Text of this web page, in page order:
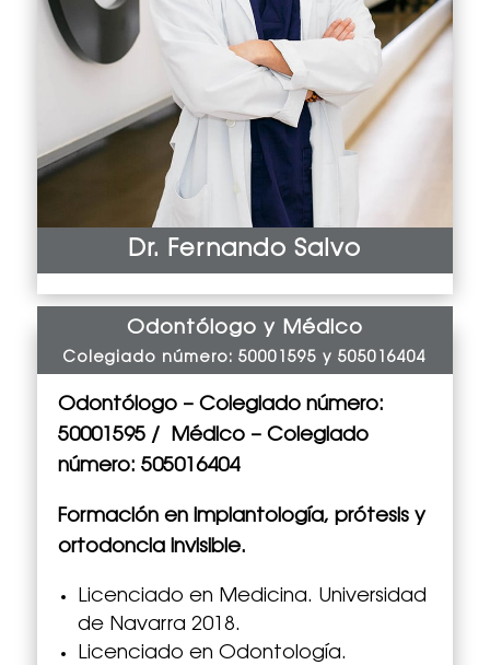
Dr. Fernando Salvo
Odontólogo y Médico
Colegiado número: 50001595 y 505016404
Odontólogo – Colegiado número:
50001595/ Médico – Colegiado
número: 505016404
Formación en implantología, prótesis y
ortodoncia invisible.
Licenciado en Medicina. Universidad
de Navarra 2018.
Licenciado en Odontología.